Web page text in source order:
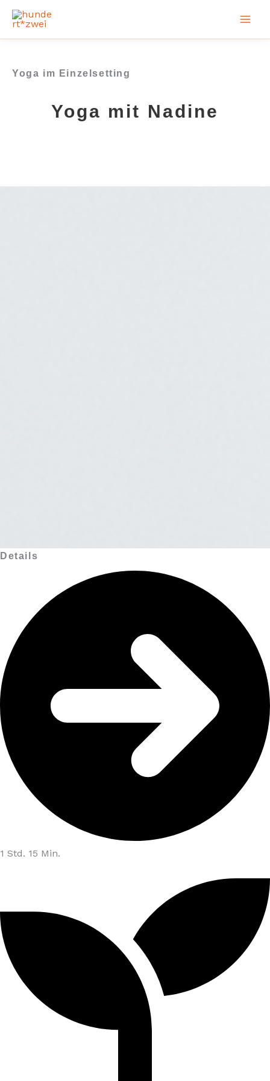
Zum
Inhalt
springen
Yoga im Einzelsetting
Yoga mit Nadine
Details
1 Std. 15 Min.